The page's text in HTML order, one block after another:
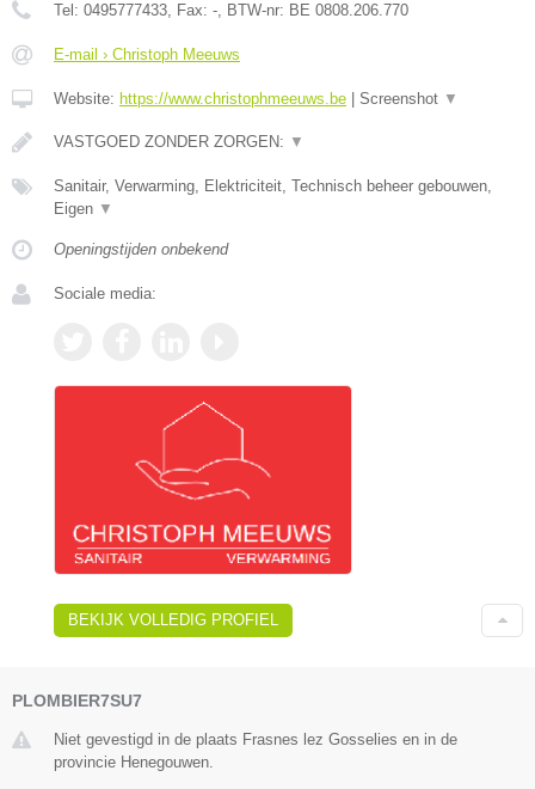
Tel: 0495777433, Fax: -, BTW-nr: BE 0808.206.770
E-mail › Christoph Meeuws
Website: https://www.christophmeeuws.be Screenshot ▼
VASTGOED ZONDER ZORGEN: ▼
Sanitair, Verwarming, Elektriciteit, Technisch beheer gebouwen,
Eigen ▼
Openingstijden onbekend
Sociale media:
BEKIJK VOLLEDIG PROFIEL
PLOMBIER7SU7
Niet gevestigd in de plaats Frasnes lez Gosselies en in de
provincie Henegouwen.